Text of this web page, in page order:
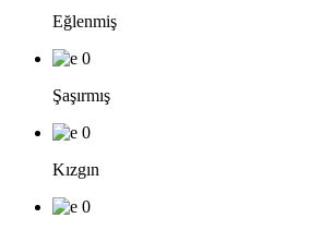
Eğlenmiş
0
Şaşırmış
0
Kızgın
0